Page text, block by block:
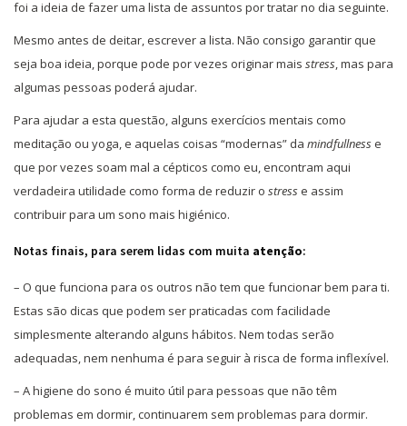
foi a ideia de fazer uma lista de assuntos por tratar no dia seguinte.
Mesmo antes de deitar, escrever a lista. Não consigo garantir que
seja boa ideia, porque pode por vezes originar mais stress, mas para
algumas pessoas poderá ajudar.
Para ajudar a esta questão, alguns exercícios mentais como
meditação ou yoga, e aquelas coisas “modernas” da mindfullness e
que por vezes soam mal a cépticos como eu, encontram aqui
verdadeira utilidade como forma de reduzir o stress e assim
contribuir para um sono mais higiénico.
Notas finais, para serem lidas com muita atenção:
– O que funciona para os outros não tem que funcionar bem para ti.
Estas são dicas que podem ser praticadas com facilidade
simplesmente alterando alguns hábitos. Nem todas serão
adequadas, nem nenhuma é para seguir à risca de forma inflexível.
– A higiene do sono é muito útil para pessoas que não têm
problemas em dormir, continuarem sem problemas para dormir.